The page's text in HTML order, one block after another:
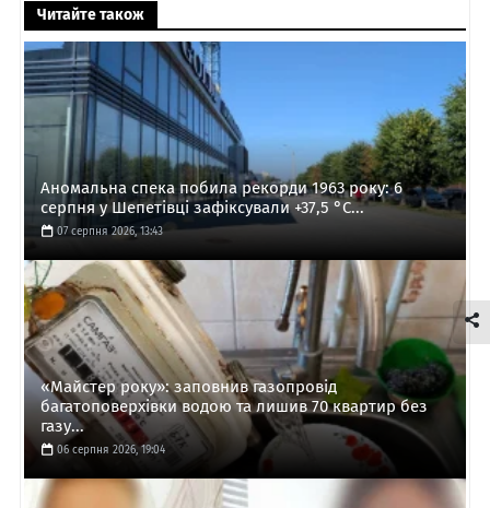
Читайте також
Аномальна спека побила рекорди 1963 року: 6
серпня у Шепетівці зафіксували +37,5 °C...
07 серпня 2026, 13:43
«Майстер року»: заповнив газопровід
багатоповерхівки водою та лишив 70 квартир без
газу...
06 серпня 2026, 19:04